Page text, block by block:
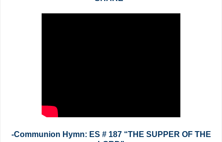
-Communion Hymn: ES # 187 “THE SUPPER OF THE